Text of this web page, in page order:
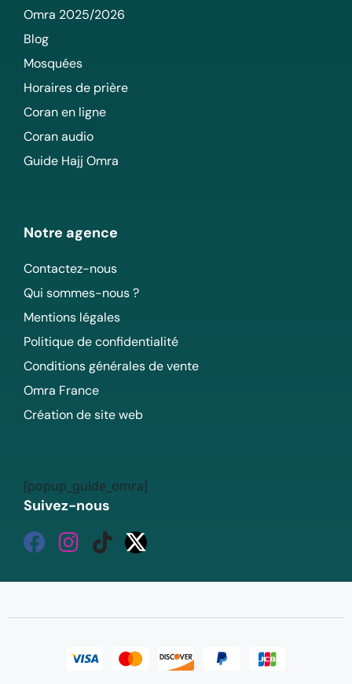
Omra 2025/2026
Blog
Mosquées
Horaires de prière
Coran en ligne
Coran audio
Guide Hajj Omra
Notre agence
Contactez-nous
Qui sommes-nous ?
Mentions légales
Politique de confidentialité
Conditions générales de vente
Omra France
Création de site web
[popup_guide_omra]
Suivez-nous